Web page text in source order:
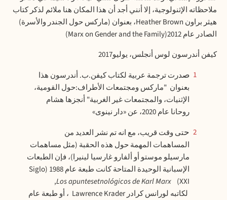
ملاحظاته الإثنولوجية، إلا أنني أجد أن هذا المكان هنا ملائم لذكر كتاب
هيثر براون
، بعنوان (ماركس حول الجندر والأسرة)
الصادر عام 2012(
Marx on Gender and the Family
)
كيفن أندرسون لوس أنجلس، يوليو2017
1 صدرت ترجمة عربية لكتاب كيفن.ب. أندرسون هذا
بعنوان "ماركس ومجتمعات الأطراف:حول القومية،
الإثنيات، والمجتمعات غير الغربية" أنجزها هشام
روحانا عام 2020، عن «دار نينوى»
2 حتى وقت قريب، مع انه تم نشر العديد من
المساهمات المهمة حول هذه الحقبة (مثل مساهمات
مارسيلو موستو أو ألفارو غارسيا لينيرا)، فإن الطبعات
الإسبانية الوحيدة المتاحة كانت طبعة عام 1988 (Siglo
XXI)
Los apuntesetnológicos de Karl Marx
,
لكاتبه لورانس كرادر Lawrence Krader ، أو طبعة عام